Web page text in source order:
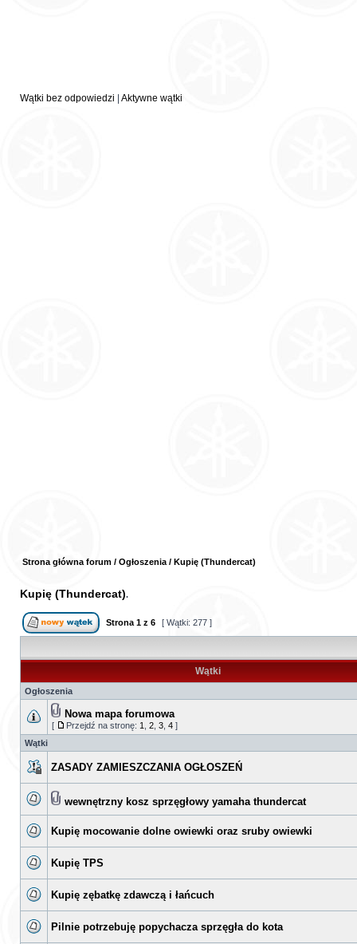
Wątki bez odpowiedzi Aktywne wątki
Strona główna forum / Ogłoszenia / Kupię (Thundercat)
Kupię (Thundercat)
Strona 1 z 6 [ Wątki: 277 ]
Wątki
Ogłoszenia
Nowa mapa forumowa
[ Przejdź na stronę: 1 2 3 4 ]
Wątki
ZASADY ZAMIESZCZANIA OGŁOSZEŃ
wewnętrzny kosz sprzęgłowy yamaha thundercat
Kupię mocowanie dolne owiewki oraz sruby owiewki
Kupię TPS
Kupię zębatkę zdawczą i łańcuch
Pilnie potrzebuję popychacza sprzęgła do kota